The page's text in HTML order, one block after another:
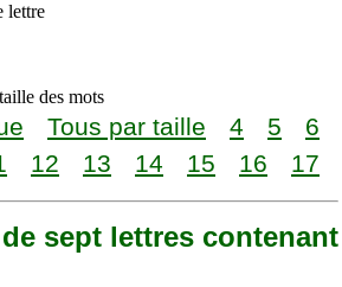
lettre
des mots
Tous par taille 4 5
6
12 13 14 15 16 17
sept lettres contenant